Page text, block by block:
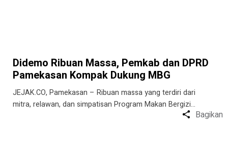
Didemo Ribuan Massa, Pemkab dan DPRD
Pamekasan Kompak Dukung MBG
JEJAK.CO, Pamekasan – Ribuan massa yang terdiri dari
mitra, relawan, dan simpatisan Program Makan Bergizi…
Bagikan